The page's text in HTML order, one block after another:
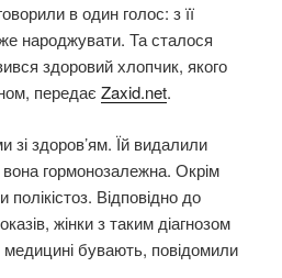
в один голос: з її
народжувати. Та сталося
здоровий хлопчик, якого
передає Zaxid.net.
зі здоров’ям. Їй видалили
гормонозалежна. Окрім
полікістоз. Відповідно до
жінки з таким діагнозом
медицині бувають, повідомили